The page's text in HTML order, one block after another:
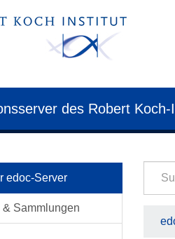
des Robert
edoc-Server
& Sammlungen